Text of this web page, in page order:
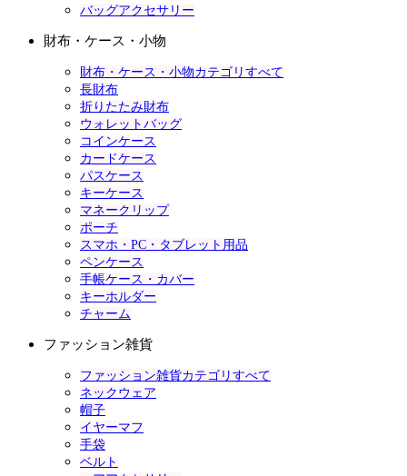
バッグアクセサリー
財布・ケース・小物
財布・ケース・小物カテゴリすべて
長財布
折りたたみ財布
ウォレットバッグ
コインケース
カードケース
パスケース
キーケース
マネークリップ
ポーチ
スマホ・PC・タブレット用品
ペンケース
手帳ケース・カバー
キーホルダー
チャーム
ファッション雑貨
ファッション雑貨カテゴリすべて
ネックウェア
帽子
イヤーマフ
手袋
ベルト